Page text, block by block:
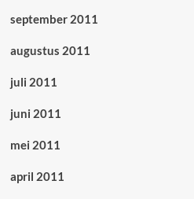
september 2011
augustus 2011
juli 2011
juni 2011
mei 2011
april 2011